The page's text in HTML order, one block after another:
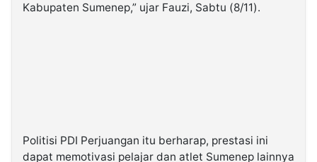
Kabupaten Sumenep,” ujar Fauzi, Sabtu (8/11).
Politisi PDI Perjuangan itu berharap, prestasi ini
dapat memotivasi pelajar dan atlet Sumenep lainnya